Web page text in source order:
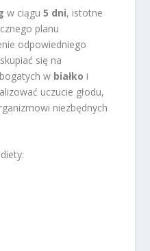
w ciągu5 dni, istotne
planu
odpowiedniego
się na
w białko i
uczucie głodu,
niezbędnych